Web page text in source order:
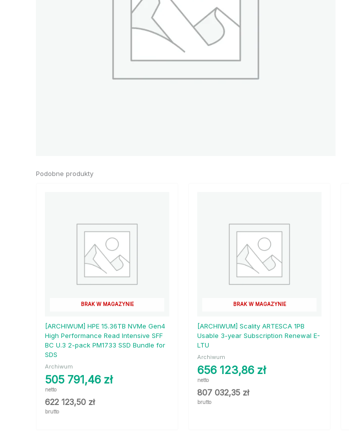
Podobne produkty
BRAK W MAGAZYNIE
[ARCHIWUM] HPE 15.36TB NVMe Gen4
High Performance Read Intensive SFF
BC U.3 2-pack PM1733 SSD Bundle for
SDS
Archiwum
505 791,46 zł
netto
622 123,50 zł
brutto
BRAK W MAGAZYNIE
[ARCHIWUM] Scality ARTESCA 1PB
Usable 3-year Subscription Renewal E-
LTU
Archiwum
656 123,86 zł
netto
807 032,35 zł
brutto